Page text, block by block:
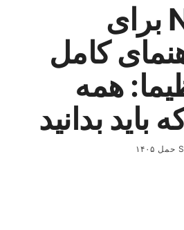
Nordvpn برای
کامل
همه
باید بدانید